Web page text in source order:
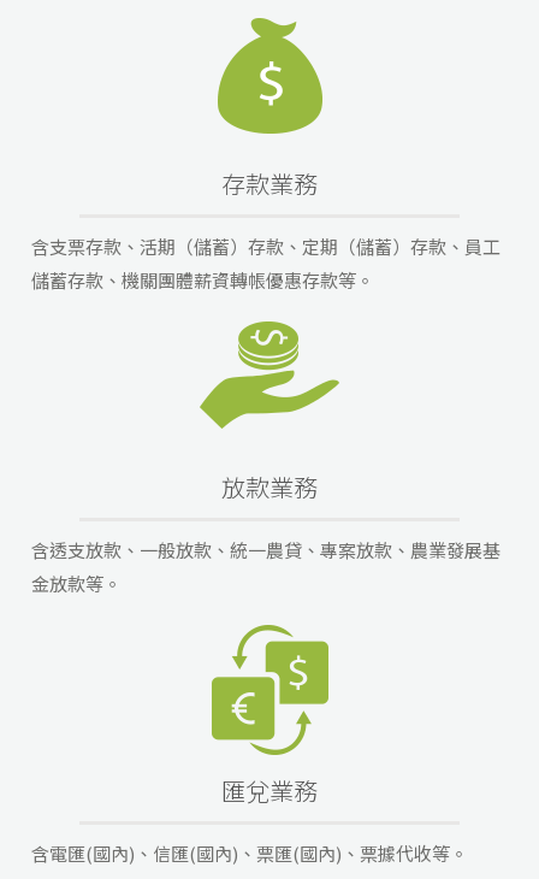
存款業務
含支票存款、活期（儲蓄）存款、定期（儲蓄）存款、員工
儲蓄存款、機關團體薪資轉帳優惠存款等。
放款業務
含透支放款、一般放款、統一農貸、專案放款、農業發展基
金放款等。
匯兌業務
含電匯(國內)、信匯(國內)、票匯(國內)、票據代收等。